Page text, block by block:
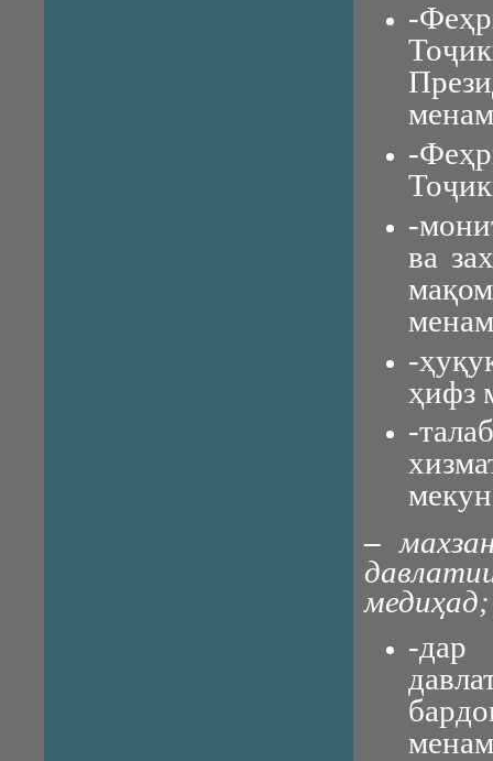
-
-
-
ва
-
ҳифз
-
–
медиҳад;
-дар